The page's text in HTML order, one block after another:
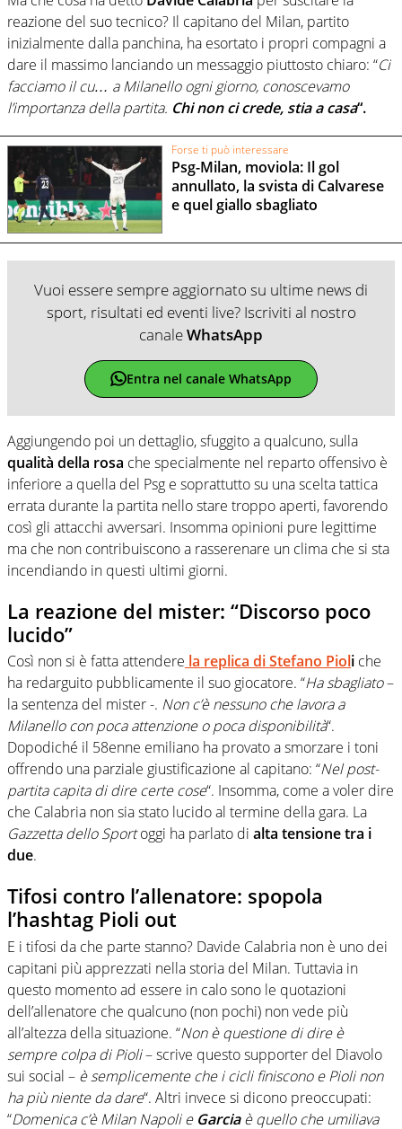
reazione del suo tecnico? Il capitano del Milan, partito
inizialmente dalla panchina, ha esortato i propri compagni a
dare il massimo lanciando un messaggio piuttosto chiaro: “Ci
facciamo il cu… a Milanello ogni giorno, conoscevamo
l’importanza della partita. Chi non ci crede, stia a casa“.
Forse ti può interessare
Psg-Milan, moviola: Il gol
annullato, la svista di Calvarese
e quel giallo sbagliato
Vuoi essere sempre aggiornato su ultime news di
sport, risultati ed eventi live? Iscriviti al nostro
canaleWhatsApp
Entra nel canale WhatsApp
Aggiungendo poi un dettaglio, sfuggito a qualcuno, sulla
qualità della rosa che specialmente nel reparto offensivo è
inferiore a quella del Psg e soprattutto su una scelta tattica
errata durante la partita nello stare troppo aperti, favorendo
così gli attacchi avversari. Insomma opinioni pure legittime
ma che non contribuiscono a rasserenare un clima che si sta
incendiando in questi ultimi giorni.
La reazione del mister: “Discorso poco
lucido”
Così non si è fatta attendere la replica diStefano Pioli che
ha redarguito pubblicamente il suo giocatore. “Ha sbagliato–
la sentenza del mister -. Non c’è nessuno che lavora a
Milanello con poca attenzione o poca disponibilità“.
Dopodiché il 58enne emiliano ha provato a smorzare i toni
offrendo una parziale giustificazione al capitano: “Nel post-
partita capita di dire certe cose“. Insomma, come a voler dire
che Calabria non sia stato lucido al termine della gara. La
Gazzetta dello Sportoggi ha parlato di alta tensione tra i
due.
Tifosi contro l’allenatore: spopola
l’hashtag Pioli out
E i tifosi da che parte stanno? Davide Calabria non è uno dei
capitani più apprezzati nella storia del Milan. Tuttavia in
questo momento ad essere in calo sono le quotazioni
dell’allenatore che qualcuno (non pochi) non vede più
all’altezza della situazione. “Non è questione di dire è
sempre colpa di Pioli– scrive questo supporter del Diavolo
sui social – è semplicemente che i cicli finiscono e Pioli non
ha più niente da dare“. Altri invece si dicono preoccupati:
“Domenica c’è Milan Napoli e Garciaè quello che umiliava